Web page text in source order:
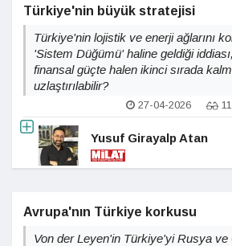
Türkiye'nin büyük stratejisi
Türkiye'nin lojistik ve enerji ağlarını
'Sistem Düğümü' haline geldiği
finansal güçte halen ikinci sırada
uzlaştırılabilir?
27-04-2026
Yusuf Girayalp Atan
Avrupa'nın Türkiye korkusu
Von der Leyen'in Türkiye'yi Rusya ve